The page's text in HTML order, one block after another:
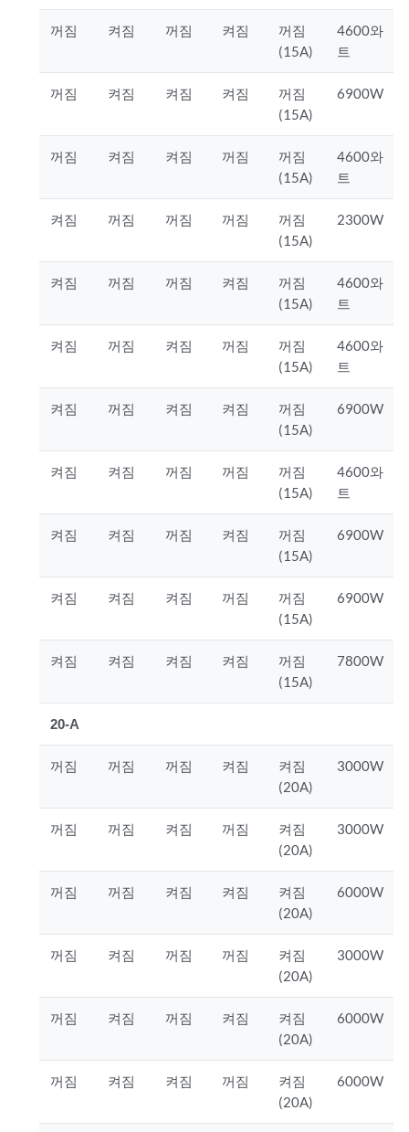
꺼짐 켜짐 꺼짐 켜짐
꺼짐
(15A)
4600와
트
꺼짐 켜짐 켜짐 켜짐
꺼짐
(15A)
6900W
꺼짐 켜짐 켜짐 꺼짐
꺼짐
(15A)
4600와
트
켜짐 꺼짐 꺼짐 꺼짐
꺼짐
(15A)
2300W
켜짐 꺼짐 꺼짐 켜짐
꺼짐
(15A)
4600와
트
켜짐 꺼짐 켜짐 꺼짐
꺼짐
(15A)
4600와
트
켜짐 꺼짐 켜짐 켜짐
꺼짐
(15A)
6900W
켜짐 켜짐 꺼짐 꺼짐
꺼짐
(15A)
4600와
트
켜짐 켜짐 꺼짐 켜짐
꺼짐
(15A)
6900W
켜짐 켜짐 켜짐 꺼짐
꺼짐
(15A)
6900W
켜짐 켜짐 켜짐 켜짐
꺼짐
(15A)
7800W
20-A
꺼짐 꺼짐 꺼짐 켜짐
켜짐
(20A)
3000W
꺼짐 꺼짐 켜짐 꺼짐
켜짐
(20A)
3000W
꺼짐 꺼짐 켜짐 켜짐
켜짐
(20A)
6000W
꺼짐 켜짐 꺼짐 꺼짐
켜짐
(20A)
3000W
꺼짐 켜짐 꺼짐 켜짐
켜짐
(20A)
6000W
꺼짐 켜짐 켜짐 꺼짐
켜짐
(20A)
6000W